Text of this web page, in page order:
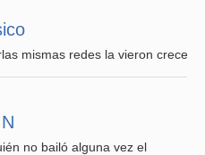
mismas redes la vieron crecer
no bailó alguna vez el